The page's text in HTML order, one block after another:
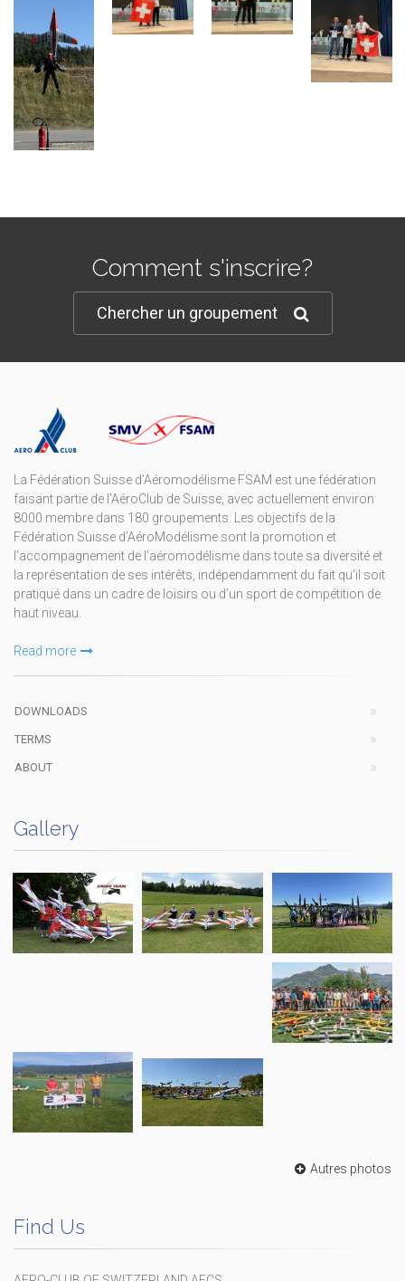
Comment s'inscrire?
Chercher un groupement
La Fédération Suisse d’Aéromodélisme FSAM est une fédération
faisant partie de l’AéroClub de Suisse, avec actuellement environ
8000 membre dans 180 groupements. Les objectifs de la
Fédération Suisse d’AéroModélisme sont la promotion et
l’accompagnement de l’aéromodélisme dans toute sa diversité et
la représentation de ses intérêts, indépendamment du fait qu’il soit
pratiqué dans un cadre de loisirs ou d’un sport de compétition de
haut niveau.
Read more
DOWNLOADS
TERMS
ABOUT
Gallery
Autres photos
Find Us